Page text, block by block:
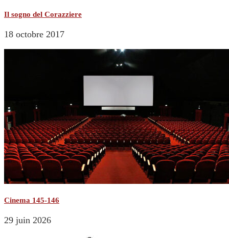
Il sogno del Corazziere
18 octobre 2017
Cinema 145-146
29 juin 2026